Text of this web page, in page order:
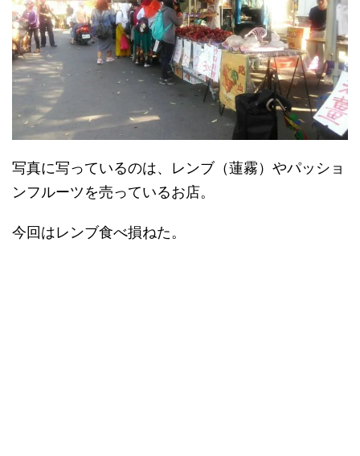
写真に写っているのは、レンブ（蓮霧）やパッショ
ンフルーツを売っているお店。
今回はレンブ食べ損ねた。